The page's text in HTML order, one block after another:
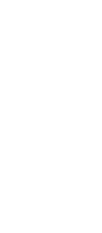
DE NERATAT